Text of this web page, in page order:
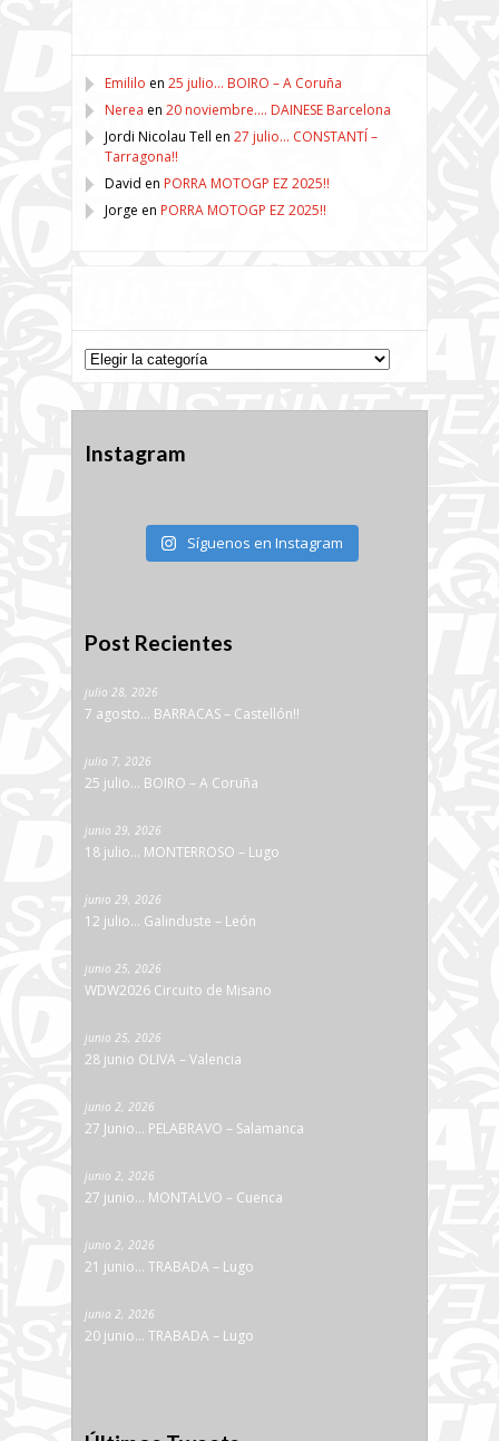
Emililo en 25 julio… BOIRO – A Coruña
Nerea en 20 noviembre…. DAINESE Barcelona
Jordi Nicolau Tell en 27 julio… CONSTANTÍ –
Tarragona!!
David en PORRA MOTOGP EZ 2025!!
Jorge en PORRA MOTOGP EZ 2025!!
Categorías
Instagram
Síguenos en Instagram
Post Recientes
julio 28, 2026
7 agosto… BARRACAS – Castellón!!
julio 7, 2026
25 julio… BOIRO – A Coruña
junio 29, 2026
18 julio… MONTERROSO – Lugo
junio 29, 2026
12 julio… Galinduste – León
junio 25, 2026
WDW2026 Circuito de Misano
junio 25, 2026
28 junio OLIVA – Valencia
junio 2, 2026
27 Junio… PELABRAVO – Salamanca
junio 2, 2026
27 junio… MONTALVO – Cuenca
junio 2, 2026
21 junio… TRABADA – Lugo
junio 2, 2026
20 junio… TRABADA – Lugo